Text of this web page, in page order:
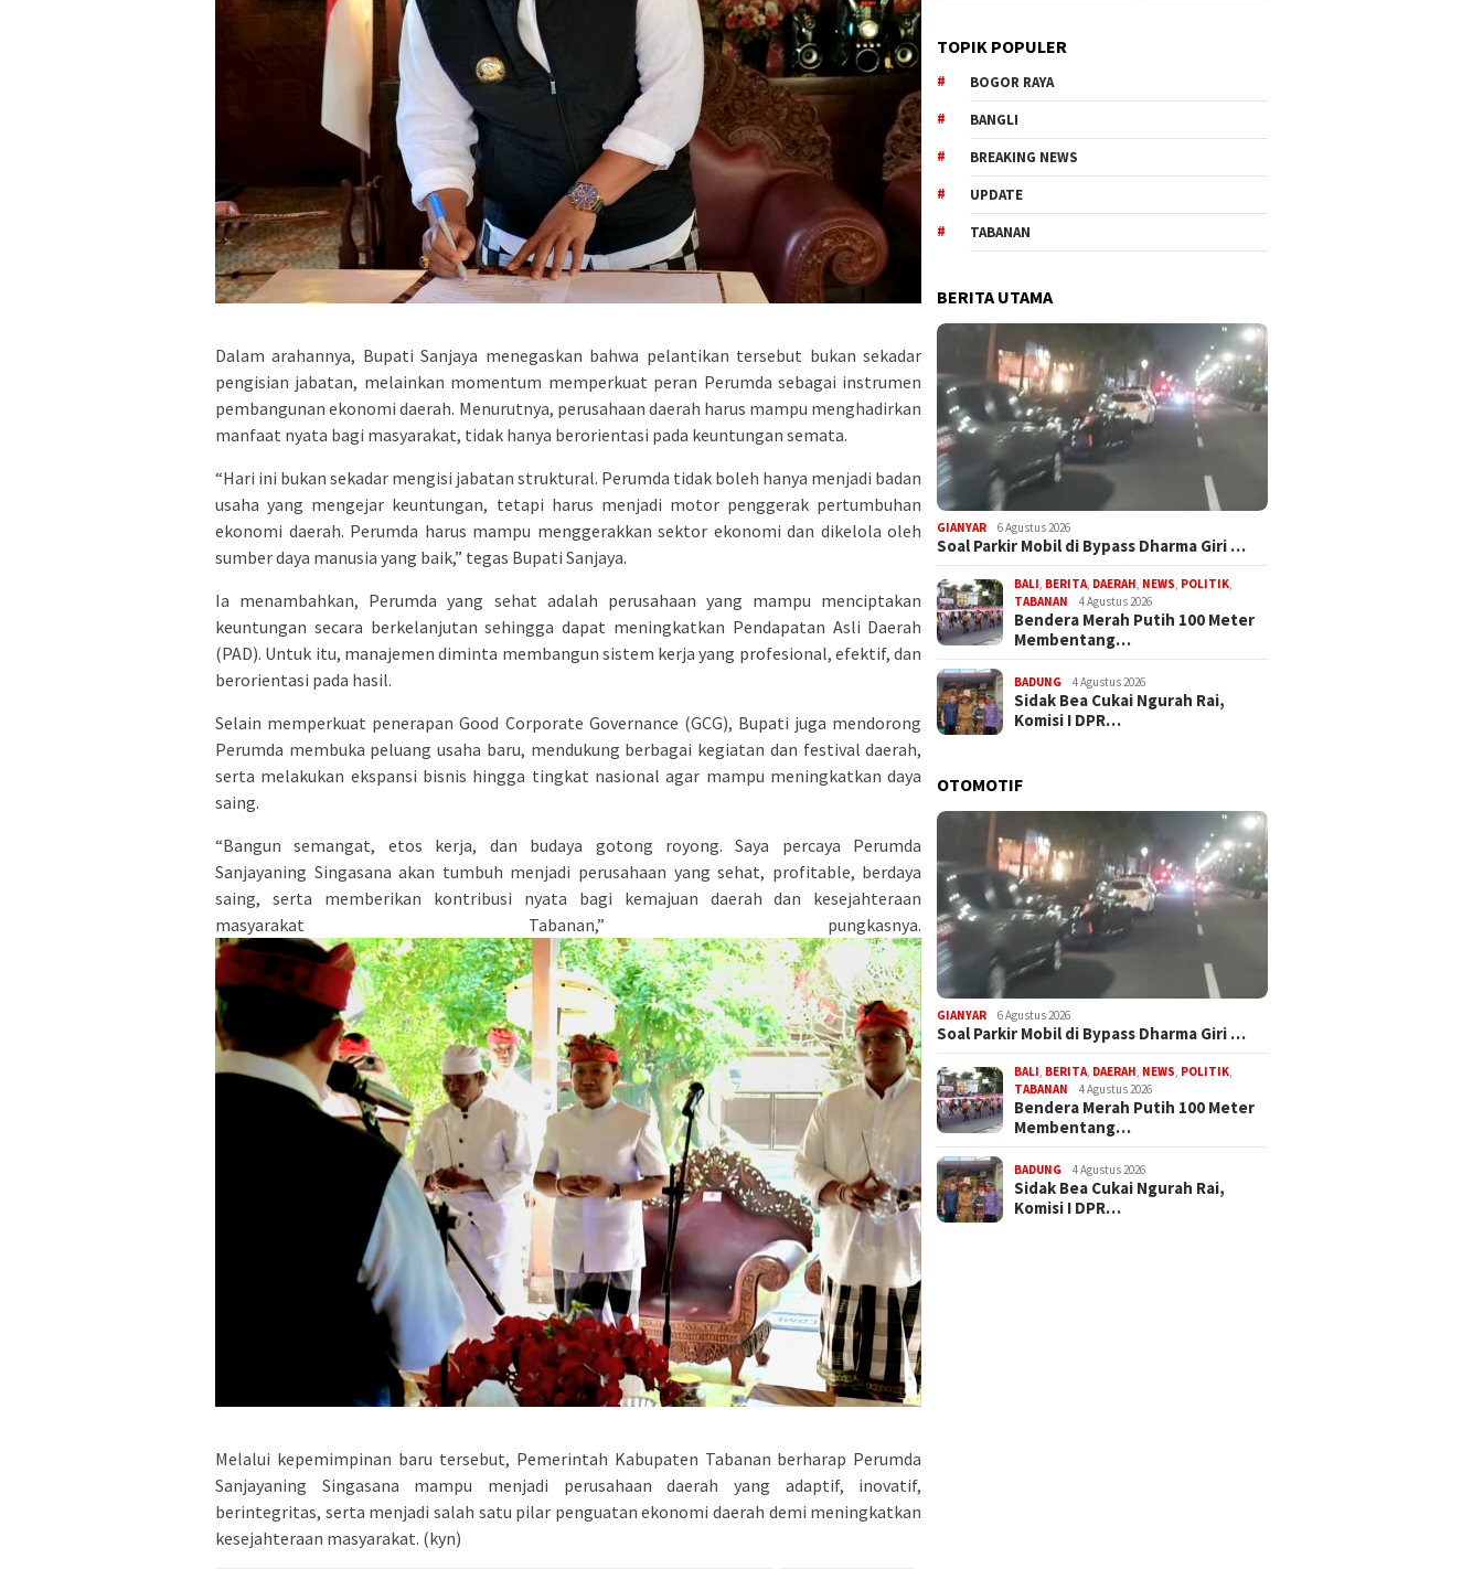
Dalam arahannya, Bupati Sanjaya menegaskan bahwa pelantikan tersebut bukan sekadar
pengisian jabatan, melainkan momentum memperkuat peran Perumda sebagai instrumen
pembangunan ekonomi daerah. Menurutnya, perusahaan daerah harus mampu menghadirkan
manfaat nyata bagi masyarakat, tidak hanya berorientasi pada keuntungan semata.
“Hari ini bukan sekadar mengisi jabatan struktural. Perumda tidak boleh hanya menjadi badan
usaha yang mengejar keuntungan, tetapi harus menjadi motor penggerak pertumbuhan
ekonomi daerah. Perumda harus mampu menggerakkan sektor ekonomi dan dikelola oleh
sumber daya manusia yang baik,” tegas Bupati Sanjaya.
Ia menambahkan, Perumda yang sehat adalah perusahaan yang mampu menciptakan
keuntungan secara berkelanjutan sehingga dapat meningkatkan Pendapatan Asli Daerah
(PAD). Untuk itu, manajemen diminta membangun sistem kerja yang profesional, efektif, dan
berorientasi pada hasil.
Selain memperkuat penerapan Good Corporate Governance (GCG), Bupati juga mendorong
Perumda membuka peluang usaha baru, mendukung berbagai kegiatan dan festival daerah,
serta melakukan ekspansi bisnis hingga tingkat nasional agar mampu meningkatkan daya
saing.
“Bangun semangat, etos kerja, dan budaya gotong royong. Saya percaya Perumda
Sanjayaning Singasana akan tumbuh menjadi perusahaan yang sehat, profitable, berdaya
saing, serta memberikan kontribusi nyata bagi kemajuan daerah dan kesejahteraan
masyarakat Tabanan,” pungkasnya.
Melalui kepemimpinan baru tersebut, Pemerintah Kabupaten Tabanan berharap Perumda
Sanjayaning Singasana mampu menjadi perusahaan daerah yang adaptif, inovatif,
berintegritas, serta menjadi salah satu pilar penguatan ekonomi daerah demi meningkatkan
kesejahteraan masyarakat. (kyn)
TOPIK POPULER
BOGOR RAYA
BANGLI
BREAKING NEWS
UPDATE
TABANAN
BERITA UTAMA
GIANYAR 6 Agustus 2026
Soal Parkir Mobil di Bypass Dharma Giri …
BALI, BERITA, DAERAH, NEWS, POLITIK,
TABANAN
4 Agustus 2026
Bendera Merah Putih 100 Meter
Membentang…
BADUNG 4 Agustus 2026
Sidak Bea Cukai Ngurah Rai,
Komisi I DPR…
OTOMOTIF
GIANYAR 6 Agustus 2026
Soal Parkir Mobil di Bypass Dharma Giri …
BALI, BERITA, DAERAH, NEWS, POLITIK,
TABANAN
4 Agustus 2026
Bendera Merah Putih 100 Meter
Membentang…
BADUNG 4 Agustus 2026
Sidak Bea Cukai Ngurah Rai,
Komisi I DPR…